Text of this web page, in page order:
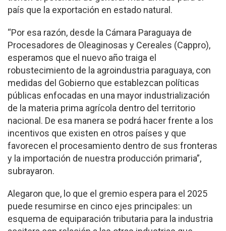
país que la exportación en estado natural.
“Por esa razón, desde la Cámara Paraguaya de
Procesadores de Oleaginosas y Cereales (Cappro),
esperamos que el nuevo año traiga el
robustecimiento de la agroindustria paraguaya, con
medidas del Gobierno que establezcan políticas
públicas enfocadas en una mayor industrialización
de la materia prima agrícola dentro del territorio
nacional. De esa manera se podrá hacer frente a los
incentivos que existen en otros países y que
favorecen el procesamiento dentro de sus fronteras
y la importación de nuestra producción primaria”,
subrayaron.
Alegaron que, lo que el gremio espera para el 2025
puede resumirse en cinco ejes principales: un
esquema de equiparación tributaria para la industria